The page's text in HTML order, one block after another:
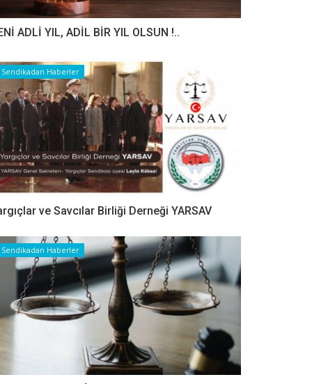
ADLİ YIL, ADİL BİR YIL OLSUN !..
Sendikadan Haberler
ve Savcılar Birliği Derneği YARSAV
Sendikadan Haberler